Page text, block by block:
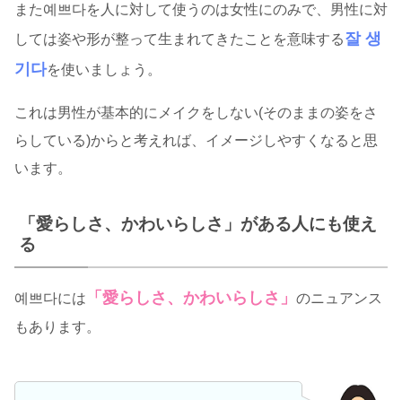
また예쁘다を人に対して使うのは女性にのみで、男性に対
しては姿や形が整って生まれてきたことを意味する잘 생
기다を使いましょう。
これは男性が基本的にメイクをしない(そのままの姿をさ
らしている)からと考えれば、イメージしやすくなると思
います。
「愛らしさ、かわいらしさ」がある人にも使え
る
예쁘다には 「愛らしさ、かわいらしさ」 のニュアンス
もあります。